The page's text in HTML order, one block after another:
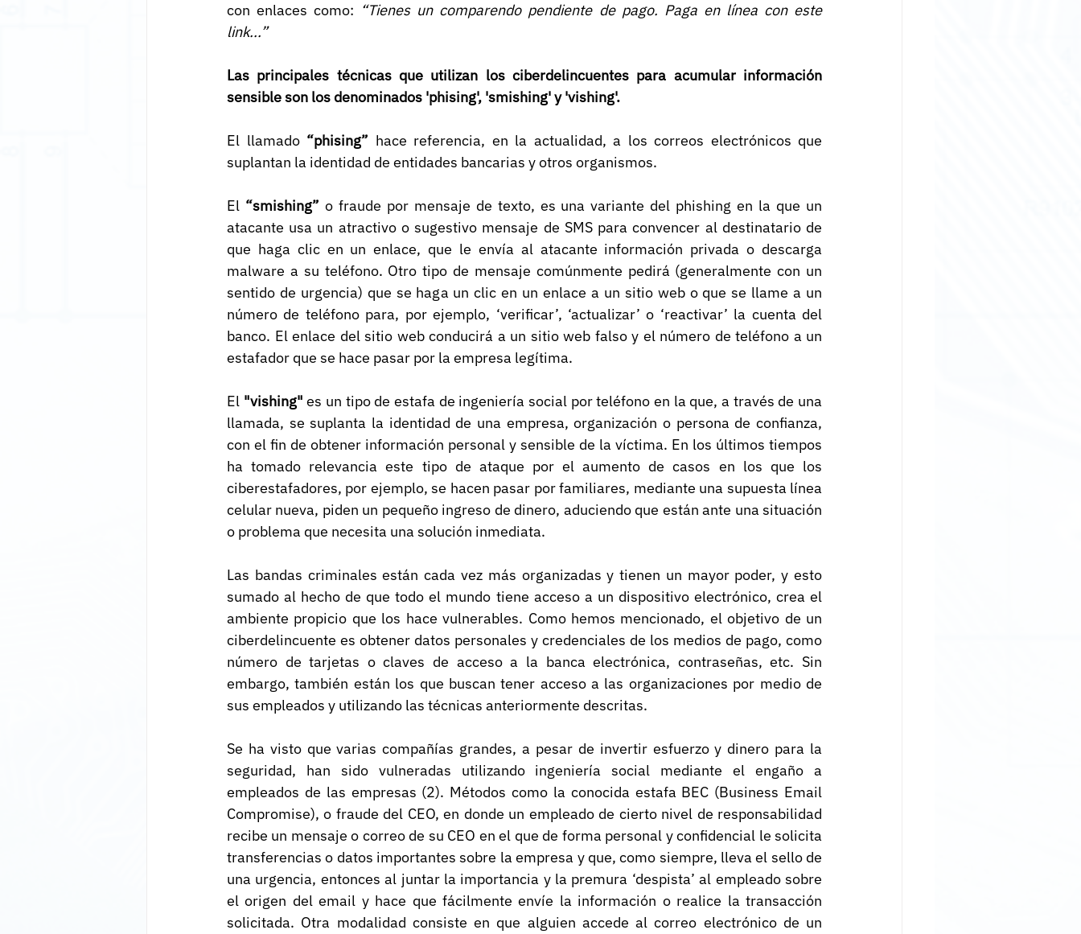
con enlaces como: “Tienes un comparendo pendiente de pago. Paga en línea con este
link...”
Las principales técnicas que utilizan los ciberdelincuentes para acumular información
sensible son los denominados 'phising', 'smishing' y 'vishing'.
El llamado “phising” hace referencia, en la actualidad, a los correos electrónicos que
suplantan la identidad de entidades bancarias y otros organismos.
El “smishing” o fraude por mensaje de texto, es una variante del phishing en la que un
atacante usa un atractivo o sugestivo mensaje de SMS para convencer al destinatario de
que haga clic en un enlace, que le envía al atacante información privada o descarga
malware a su teléfono. Otro tipo de mensaje comúnmente pedirá (generalmente con un
sentido de urgencia) que se haga un clic en un enlace a un sitio web o que se llame a un
número de teléfono para, por ejemplo, ‘verificar’, ‘actualizar’ o ‘reactivar’ la cuenta del
banco. El enlace del sitio web conducirá a un sitio web falso y el número de teléfono a un
estafador que se hace pasar por la empresa legítima.
El "vishing" es un tipo de estafa de ingeniería social por teléfono en la que, a través de una
llamada, se suplanta la identidad de una empresa, organización o persona de confianza,
con el fin de obtener información personal y sensible de la víctima. En los últimos tiempos
ha tomado relevancia este tipo de ataque por el aumento de casos en los que los
ciberestafadores, por ejemplo, se hacen pasar por familiares, mediante una supuesta línea
celular nueva, piden un pequeño ingreso de dinero, aduciendo que están ante una situación
o problema que necesita una solución inmediata.
Las bandas criminales están cada vez más organizadas y tienen un mayor poder, y esto
sumado al hecho de que todo el mundo tiene acceso a un dispositivo electrónico, crea el
ambiente propicio que los hace vulnerables. Como hemos mencionado, el objetivo de un
ciberdelincuente es obtener datos personales y credenciales de los medios de pago, como
número de tarjetas o claves de acceso a la banca electrónica, contraseñas, etc. Sin
embargo, también están los que buscan tener acceso a las organizaciones por medio de
sus empleados y utilizando las técnicas anteriormente descritas.
Se ha visto que varias compañías grandes, a pesar de invertir esfuerzo y dinero para la
seguridad, han sido vulneradas utilizando ingeniería social mediante el engaño a
empleados de las empresas (2). Métodos como la conocida estafa BEC (Business Email
Compromise), o fraude del CEO, en donde un empleado de cierto nivel de responsabilidad
recibe un mensaje o correo de su CEO en el que de forma personal y confidencial le solicita
transferencias o datos importantes sobre la empresa y que, como siempre, lleva el sello de
una urgencia, entonces al juntar la importancia y la premura ‘despista’ al empleado sobre
el origen del email y hace que fácilmente envíe la información o realice la transacción
solicitada. Otra modalidad consiste en que alguien accede al correo electrónico de un